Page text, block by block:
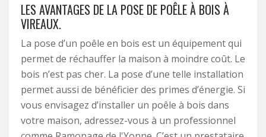
LES AVANTAGES DE LA POSE DE POÊLE À BOIS À
VIREAUX.
La pose d’un poêle en bois est un équipement qui
permet de réchauffer la maison à moindre coût. Le
bois n’est pas cher. La pose d’une telle installation
permet aussi de bénéficier des primes d’énergie. Si
vous envisagez d’installer un poêle à bois dans
votre maison, adressez-vous à un professionnel